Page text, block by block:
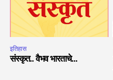
इतिहास
संस्कृत.. वैभव भारताचे…